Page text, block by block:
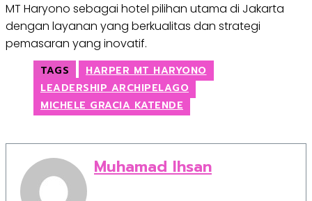
MT Haryono sebagai hotel pilihan utama di Jakarta
dengan layanan yang berkualitas dan strategi
pemasaran yang inovatif.
TAGS
HARPER MT HARYONO
LEADERSHIP ARCHIPELAGO
MICHELE GRACIA KATENDE
Muhamad Ihsan